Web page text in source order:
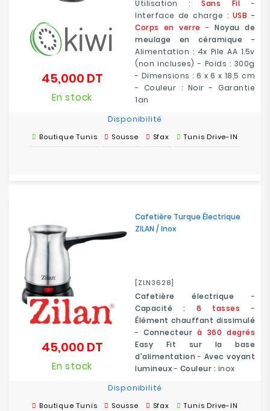
Utilisation : Sans Fil
-
Interface de charge : USB -
Corps en verre
- Noyau de
meulage en céramique -
Alimentation : 4x Pile AA 1.5v
(non incluses) - Poids : 300g
- Dimensions : 6 x 6 x 18,5 cm
- Couleur : Noir - Garantie
1an
45,000 DTPrix
En stock
Disponibilité
Boutique Tunis Sousse Sfax Tunis Drive-IN
Cafetière Turque Électrique
ZILAN / Inox
[ZLN3628]
Cafetière électrique -
Capacité : 6 tasses -
Élément chauffant dissimulé
-Connecteur à 360 degrés
Easy Fit sur la base
d'alimentation - Avec voyant
lumineux- Couleur : inox
45,000 DTPrix
En stock
Disponibilité
Boutique Tunis Sousse Sfax Tunis Drive-IN